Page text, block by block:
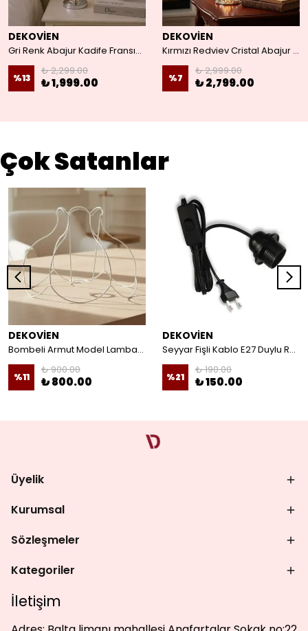
DEKOVİEN
Gri Renk Abajur Kadife Fransız Dantel Süsleme Yatak Odası Gümüş Kristal Ayak Vintage
%13
₺ 2,299.00
₺ 1,999.00
DEKOVİEN
Kırmızı Redviev Cristal Abajur Broşlu Başlık Kristal Metal Ayaklı Klasik Model Abajur
%7
₺ 2,999.00
₺ 2,799.00
Çok Satanlar
DEKOVİEN
Bombeli Armut Model Lambader Teli Galvaniz
%11
₺ 900.00
₺ 800.00
DEKOVİEN
Seyyar Fişli Kablo E27 Duylu Rondelalı Anahtarlı Kablo Arapuarlı Abajur Kablo
%21
₺ 190.00
₺ 150.00
Üyelik
Kurumsal
Sözleşmeler
Kategoriler
İletişim